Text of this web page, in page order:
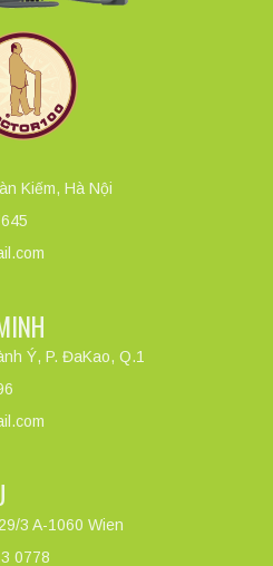
Kiếm, Hà Nội
Ý, P. ĐaKao, Q.1
3 A-1060 Wien
0778